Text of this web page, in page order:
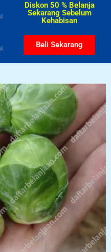
Diskon 50 % Belanja
Sekarang Sebelum
Kehabisan​
Beli Sekarang